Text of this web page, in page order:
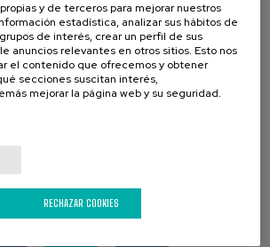
y de terceros para mejorar nuestros
estadística, analizar sus hábitos de
de interés, crear un perfil de sus
anuncios relevantes en otros sitios. Esto nos
el contenido que ofrecemos y obtener
secciones suscitan interés,
mejorar la página web y su seguridad.
RECHAZAR COOKIES